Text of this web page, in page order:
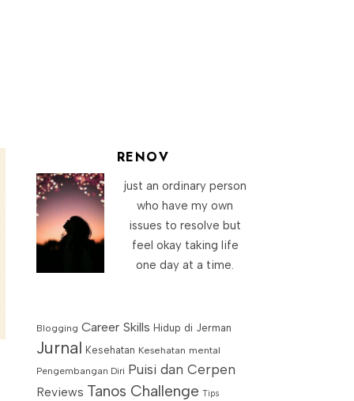
RENOV
just an ordinary person
who have my own
issues to resolve but
feel okay taking life
one day at a time.
Blogging Career Skills Hidup di Jerman
Jurnal Kesehatan Kesehatan mental
Pengembangan Diri Puisi dan Cerpen
Reviews Tanos Challenge Tips